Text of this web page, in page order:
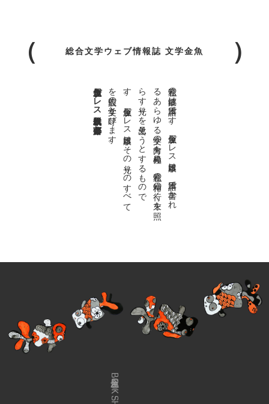
総合文学ウェブ情報誌 文学金魚
私達の
故郷は
日本語で
す
。
金魚屋プ
レ
ス
日本版は
、
日本語で
書か
れ
る
あ
ら
ゆ
る
文学の
方向を
見極め
、
私達の
精神の
行く
末を
照
ら
す
光り
を
見出そ
う
と
す
る
も
の
で
す
。
金魚屋プ
レ
ス
日本版は
そ
の
光り
の
す
べ
て
を
広義の
文学と
呼び
ま
す
。
金魚屋プレス日本版代表 齋藤都
金魚屋BOOK SHOP